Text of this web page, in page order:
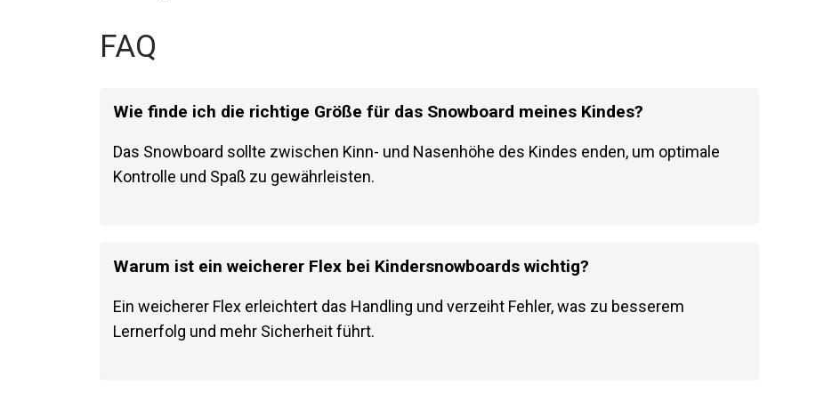
FAQ
Wie finde ich die richtige Größe für das Snowboard meines Kindes?
Das Snowboard sollte zwischen Kinn- und Nasenhöhe des Kindes enden, um optimale
Kontrolle und Spaß zu gewährleisten.
Warum ist ein weicherer Flex bei Kindersnowboards wichtig?
Ein weicherer Flex erleichtert das Handling und verzeiht Fehler, was zu besserem
Lernerfolg und mehr Sicherheit führt.